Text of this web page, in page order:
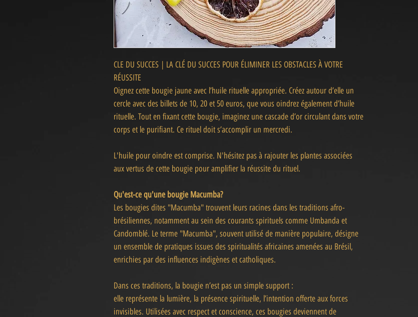
CLE DU SUCCES | LA CLÉ DU SUCCES POUR ÉLIMINER LES OBSTACLES À VOTRE
RÉUSSITE
Oignez cette bougie jaune avec l’huile rituelle appropriée. Créez autour d’elle un
cercle avec des billets de 10, 20 et 50 euros, que vous oindrez également d’huile
rituelle. Tout en fixant cette bougie, imaginez une cascade d’or circulant dans votre
corps et le purifiant. Ce rituel doit s’accomplir un mercredi.
L'huile pour oindre est comprise. N'hésitez pas à rajouter les plantes associées
aux vertus de cette bougie pour amplifier la réussite du rituel.
Qu'est-ce qu'une bougie Macumba?
Les bougies dites "Macumba" trouvent leurs racines dans les traditions afro-
brésiliennes, notamment au sein des courants spirituels comme Umbanda et
Candomblé. Le terme "Macumba", souvent utilisé de manière populaire, désigne
un ensemble de pratiques issues des spiritualités africaines amenées au Brésil,
enrichies par des influences indigènes et catholiques.
Dans ces traditions, la bougie n’est pas un simple support :
elle représente la lumière, la présence spirituelle, l’intention offerte aux forces
invisibles. Utilisées avec respect et conscience, ces bougies deviennent de